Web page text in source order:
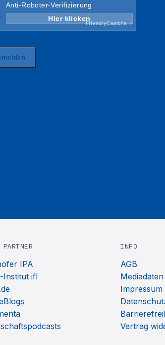
PARTNER
IPA
Institut ifl
INFO
AGB
Mediadaten
Impressum
Vertrag